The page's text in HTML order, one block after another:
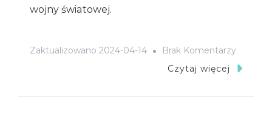
wojny światowej.
Zaktualizowano 2024-04-14 Brak KomentarzyDo
Brytyjski
Czytaj więcej